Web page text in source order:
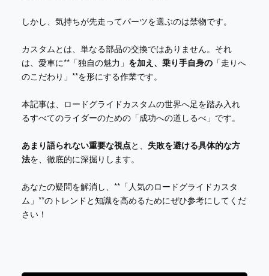
しかし、気持ちが先走ってパーツを選ぶのは禁物です。
カスタムとは、単なる部品の交換ではありません。それ
は、愛車に**「独自の魅力」 を加え、乗り手自身の 「走りへ
のこだわり」**を形にする作業です。
本記事は、ロードグライドカスタムの世界へ足を踏み入れ
るすべてのライダーのための「成功への道しるべ」です。
あまり語られない重要な視点と、 失敗を避ける具体的な方
法を、徹底的に深掘りします。
あなたの疑問を解消し、**「人気のロードグライドカスタ
ム」**のトレンドと知識を高めるためにぜひ参考にしてくだ
さい！